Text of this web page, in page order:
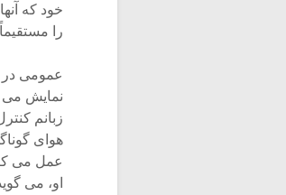
خود که
را
عمومی در
نمایش می
زبانم
هوای
عمل می
او، می